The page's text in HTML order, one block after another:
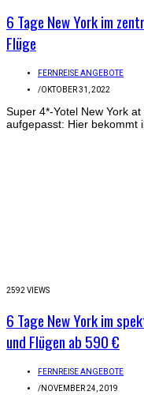
6 Tage New York im
Flüge
FERNREISE ANGEBOTE
/OKTOBER 31, 2022
Super 4*-Yotel New York
aufgepasst: Hier bekommt
2592 VIEWS
6 Tage New York im
und Flügen ab 590 €
FERNREISE ANGEBOTE
/NOVEMBER 24, 2019